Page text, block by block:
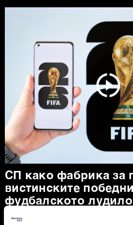
СП како фабрика за
вистинските
фудбалското
Фудбалскиот менаџер Марко
со „Блумберг Адрија“ за